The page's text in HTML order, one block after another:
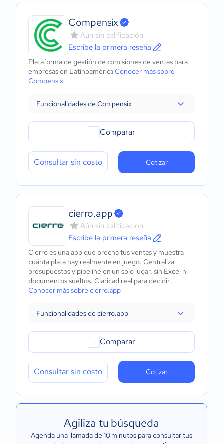
Compensix
Aún sin calificación
Escribe la primera reseña
Plataforma de gestión de comisiones de ventas para
empresas en LatinoaméricaConocer más sobre
Compensix
Funcionalidades de Compensix
Comparar
Consultar sin costo Cotizar
cierro.app
Aún sin calificación
Escribe la primera reseña
Cierro es una app que ordena tus ventas y muestra
cuánta plata hay realmente en juego. Centraliza
presupuestos y pipeline en un solo lugar, sin Excel ni
documentos sueltos. Claridad real para decidir...
Conocer más sobre cierro.app
Funcionalidades de cierro.app
Comparar
Consultar sin costo Cotizar
Agiliza tu búsqueda
Agenda una llamada de 10 minutos para consultar tus